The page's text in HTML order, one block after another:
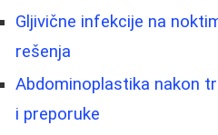
Gljivične infekcije na
rešenja
Abdominoplastika nakon
i preporuke